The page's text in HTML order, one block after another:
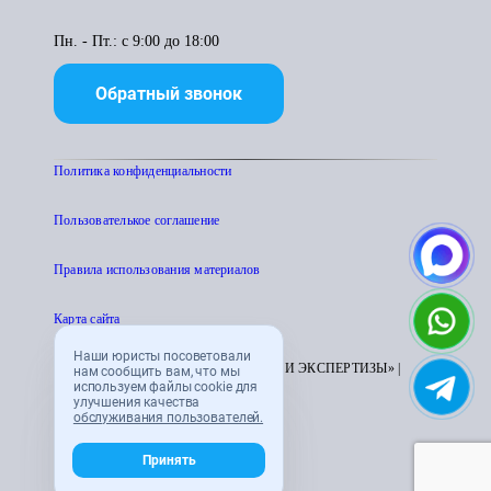
Наши юристы посоветовали
нам сообщить вам, что мы
используем файлы cookie для
улучшения качества
обслуживания пользователей.
Принять
Пн. - Пт.: с 9:00 до 18:00
Обратный звонок
Политика конфиденциальности
Пользователькое соглашение
Правила использования материалов
Карта сайта
© 1995 - 2026 «ЦЕНТР АТТЕСТАЦИИ И ЭКСПЕРТИЗЫ» |
CENTRATTEK.RU